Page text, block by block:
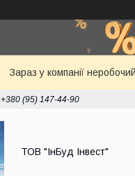
Зараз у компанії
+380 (95) 147-44-90
ТОВ "ІнБуд Інвест"